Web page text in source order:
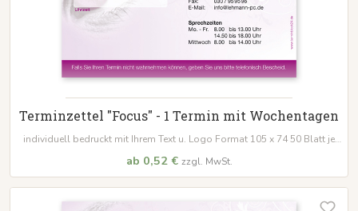
Terminzettel "Focus" - 1 Termin mit Wochentagen
individuell bedruckt mit Ihrem Text u. Logo Format 105 x 74 50 Blatt je
ab 0,52 € zzgl. MwSt.